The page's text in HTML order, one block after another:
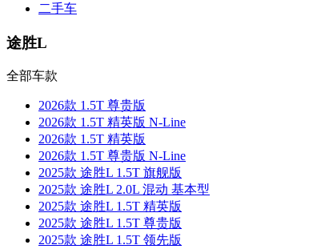
二手车
途胜L
全部车款
2026款 1.5T 尊贵版
2026款 1.5T 精英版 N-Line
2026款 1.5T 精英版
2026款 1.5T 尊贵版 N-Line
2025款 途胜L 1.5T 旗舰版
2025款 途胜L 2.0L 混动 基本型
2025款 途胜L 1.5T 精英版
2025款 途胜L 1.5T 尊贵版
2025款 途胜L 1.5T 领先版